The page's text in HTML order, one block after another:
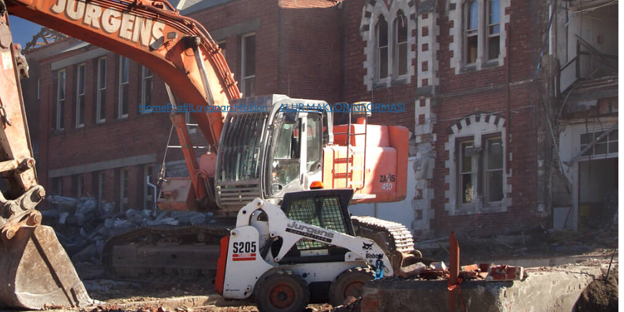
Facebook YouTube
HomeProfilLayanan Maklon ALUR MAKLONINFORMASI KONSULTASI GRATIS